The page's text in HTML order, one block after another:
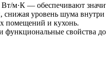
м·К — обеспечивают
снижая уровень шума
помещений и кухонь.
свойства до